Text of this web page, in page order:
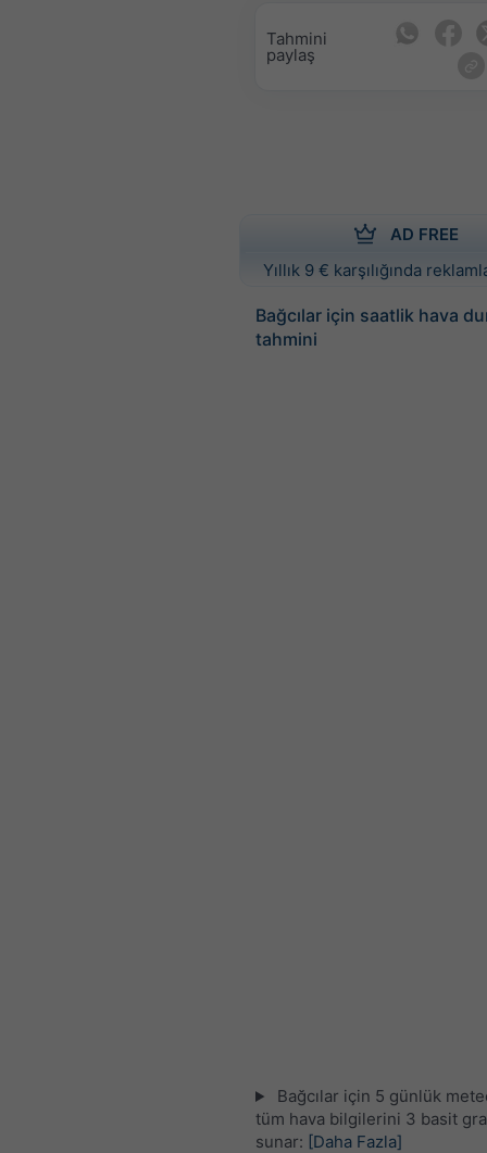
Tahmini
paylaş
AD FREE
Yıllık 9 € karşılığında
Bağcılar için saatlik hava
tahmini
Bağcılar için 5 günlük
tüm hava bilgilerini 3 basit
sunar: [Daha Fazla]